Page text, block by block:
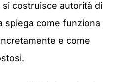
costruisce autorità di
spiega come funziona
e come